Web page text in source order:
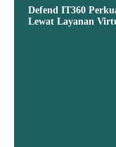
Defend IT360
Lewat Layanan